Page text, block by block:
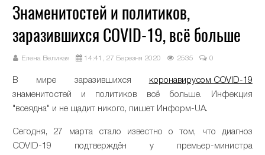
Знаменитостей и политиков,
заразившихся COVID-19, всё больше
Елена Великая 14:41, 27 Березня 2020 2535 0
В мире заразившихся коронавирусом COVID-19
знаменитостей и политиков всё больше. Инфекция
"всеядна" и не щадит никого, пишет Информ-UA.
Сегодня, 27 марта стало известно о том, что диагноз
COVID-19 подтверждён у премьер-министра